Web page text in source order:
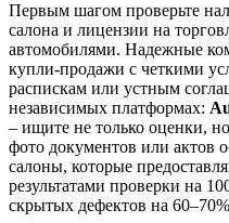
Первым шагом проверьте
салона и лицензии на
автомобилями. Надежные
купли-продажи с четкими
распискам или устным
независимых платформах:
– ищите не только оценки,
фото документов или актов
салоны, которые
результатами проверки на
скрытых дефектов на